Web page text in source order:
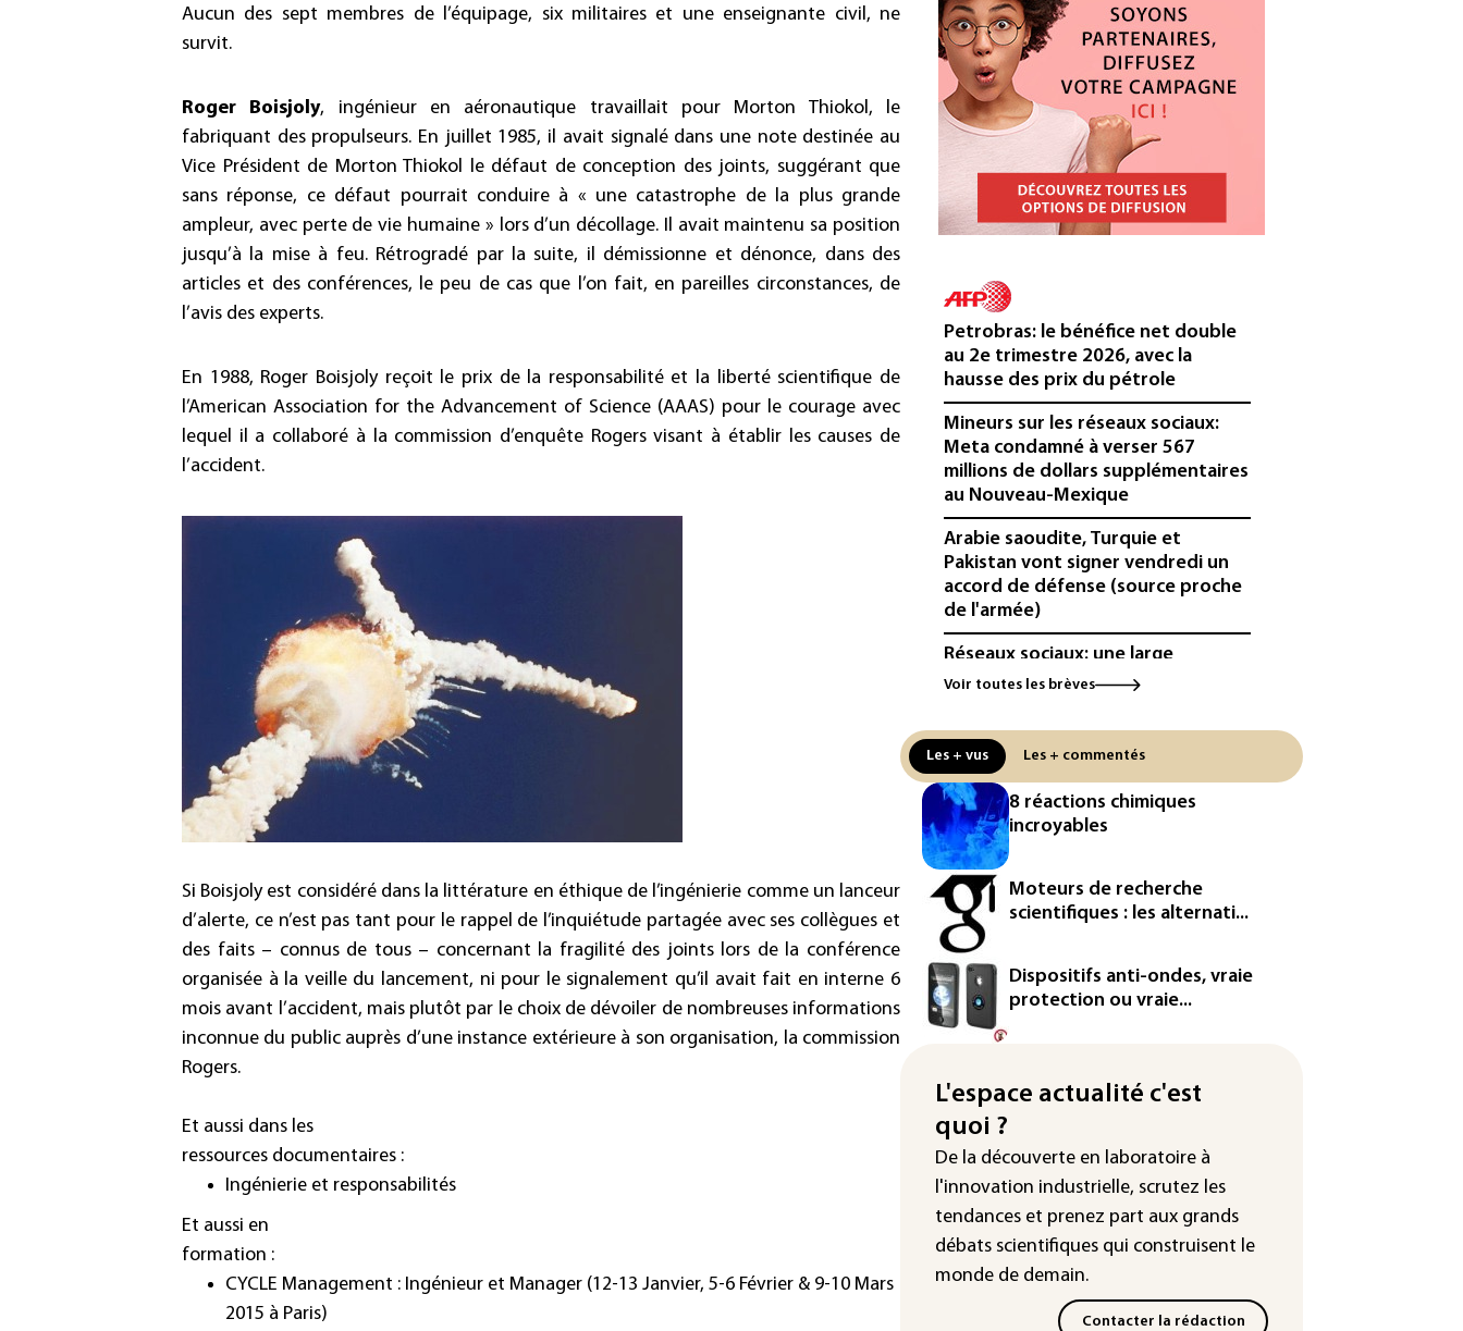
Aucun des sept membres de l’équipage, six militaires et une enseignante civil, ne
survit.
Roger Boisjoly, ingénieur en aéronautique travaillait pour Morton Thiokol, le
fabriquant des propulseurs. En juillet 1985, il avait signalé dans une note destinée au
Vice Président de Morton Thiokol le défaut de conception des joints, suggérant que
sans réponse, ce défaut pourrait conduire à « une catastrophe de la plus grande
ampleur, avec perte de vie humaine » lors d’un décollage. Il avait maintenu sa position
jusqu’à la mise à feu. Rétrogradé par la suite, il démissionne et dénonce, dans des
articles et des conférences, le peu de cas que l’on fait, en pareilles circonstances, de
l’avis des experts.
En 1988, Roger Boisjoly reçoit le prix de la responsabilité et la liberté scientifique de
l’American Association for the Advancement of Science (AAAS) pour le courage avec
lequel il a collaboré à la commission d’enquête Rogers visant à établir les causes de
l’accident.
Si Boisjoly est considéré dans la littérature en éthique de l’ingénierie comme un lanceur
d’alerte, ce n’est pas tant pour le rappel de l’inquiétude partagée avec ses collègues et
des faits – connus de tous – concernant la fragilité des joints lors de la conférence
organisée à la veille du lancement, ni pour le signalement qu’il avait fait en interne 6
mois avant l’accident, mais plutôt par le choix de dévoiler de nombreuses informations
inconnue du public auprès d’une instance extérieure à son organisation, la commission
Rogers.
Et aussi dans les
ressources documentaires :
Ingénierie et responsabilités
Et aussi en
formation :
CYCLE Management : Ingénieur et Manager (12-13 Janvier, 5-6 Février & 9-10 Mars
2015 à Paris)
Petrobras: le bénéfice net double
au 2e trimestre 2026, avec la
hausse des prix du pétrole
Mineurs sur les réseaux sociaux:
Meta condamné à verser 567
millions de dollars supplémentaires
au Nouveau-Mexique
Arabie saoudite, Turquie et
Pakistan vont signer vendredi un
accord de défense (source proche
de l'armée)
Réseaux sociaux: une large
majorité d'ados britanniques
(sondage)
Puces et solaire: les Etats-Unis
taxent un matériau clé dominé par
la Chine
Les Etats-Unis veulent contrôler la
production d'un composant des
semiconducteurs et panneaux
solaires
Washington étend le contrôle des
réseaux sociaux des étrangers
demandeurs de visas
d'une cyberattaque
Enquête ouverte après la fuite des
données de 300.000 clients
d'Intermarché
La Slovaquie enregistre un record
absolu de 42,2°C (services
météorologiques)
Voir toutes les brèves
Les + vus Les + commentés
8 réactions chimiques
incroyables
Moteurs de recherche
scientifiques : les alternati...
Dispositifs anti-ondes, vraie
protection ou vraie...
L'espace actualité c'est
quoi ?
De la découverte en laboratoire à
l'innovation industrielle, scrutez les
tendances et prenez part aux grands
débats scientifiques qui construisent le
monde de demain.
Contacter la rédaction